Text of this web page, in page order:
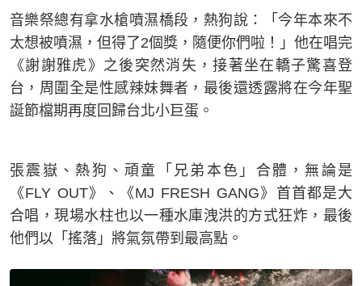
音樂祭總有拿水槍噴濕橋段，熱狗說：「今年本來不
太想被噴濕，但得了2個獎，隨便你們啦！」他在唱完
《謝謝雅虎》之後突然消失，接著坐在轎子驚喜登
台，周圍全是性感辣妹舞者，最後還透露將在今年聖
誕節檔期再度回歸台北小巨蛋。
張震嶽、熱狗、頑童「兄弟本色」合體，無論是
《FLY OUT》、《MJ FRESH GANG》首首都是大
合唱，現場水柱也以一種水庫洩洪的方式狂炸，最後
他們以「搖落」將氣氛帶到最高點。